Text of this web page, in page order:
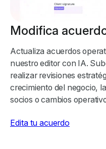
Modifica
Actualiza acuerdos
nuestro editor con IA.
realizar revisiones
crecimiento del negocio,
socios o cambios
Edita tu acuerdo